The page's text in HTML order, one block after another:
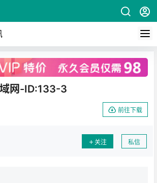
网-ID:133-3
前往下载
关注 私信